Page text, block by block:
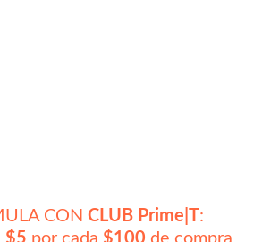
CON CLUB Prime|T:
$5 por cada $100 de compra